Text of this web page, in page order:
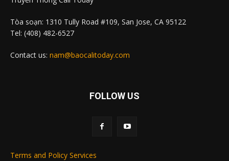
Tòa soạn: 1310 Tully Road #109, San Jose, CA 95122
Tel: (408) 482-6527
Contact us: nam@baocalitoday.com
FOLLOW US
Terms and Policy Services